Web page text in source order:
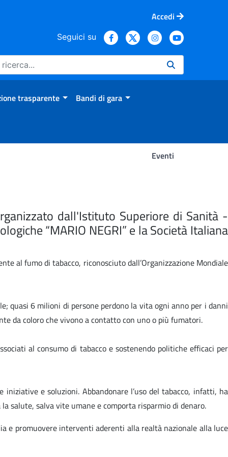
Accedi
Seguici su
trasparente Bandi di gara
Eventi
dall'Istituto Superiore di Sanità -
“MARIO NEGRI” e la Società Italiana
al fumo di tabacco, riconosciuto dall’Organizzazione Mondiale
quasi 6 milioni di persone perdono la vita ogni anno per i danni
da coloro che vivono a contatto con uno o più fumatori.
al consumo di tabacco e sostenendo politiche efficaci per
e soluzioni. Abbandonare l’uso del tabacco, infatti, ha
salute, salva vite umane e comporta risparmio di denaro.
e promuovere interventi aderenti alla realtà nazionale alla luce